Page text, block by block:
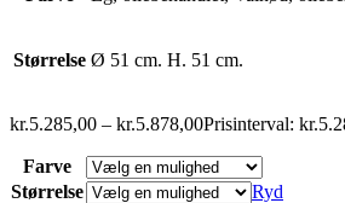
Størrelse Ø 51 cm. H. 51 cm.
kr.5.285,00 – kr.5.878,00Prisinterval:
Farve
Størrelse
Ryd